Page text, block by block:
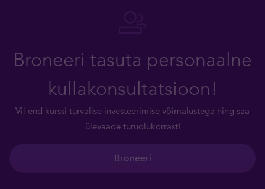
Broneeri tasuta personaalne
kullakonsultatsioon!
Vii end kurssi turvalise investeerimise võimalustega ning saa
ülevaade turuolukorrast!
Broneeri